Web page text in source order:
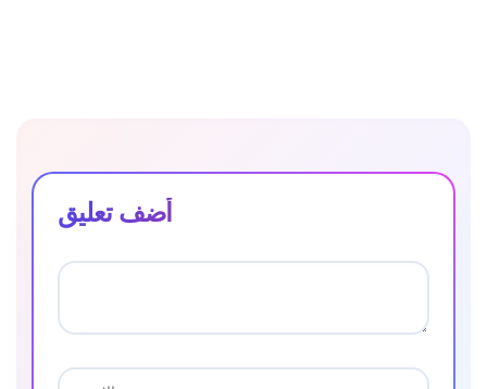
أضف تعليق